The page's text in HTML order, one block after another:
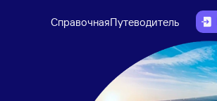
СправочнаяПутеводитель